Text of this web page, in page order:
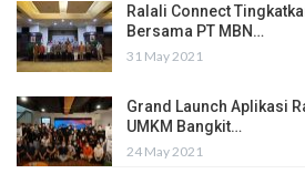
Ralali Connect
Bersama PT MBN…
31 May 2021
Grand Launch Aplikasi
UMKM Bangkit…
24 May 2021